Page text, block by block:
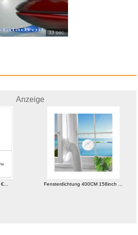
Millionending...
Anzeige
33 sec.
Anzeige
Fensterdichtung 400CM 158inch ...